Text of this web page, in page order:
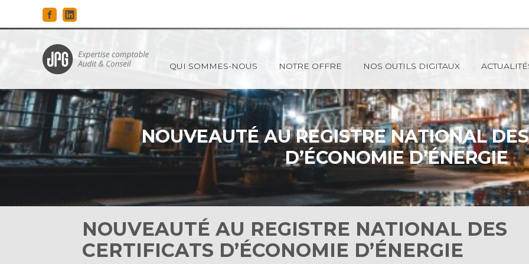
au
contenu
Principal
QUI SOMMES-NOUS NOTRE OFFRE NOS OUTILS DIGITAUX
NOUVEAUTÉ AU REGISTRE NATIONAL
D’ÉCONOMIE D’ÉNERGIE
NOUVEAUTÉ AU REGISTRE NATIONAL DES
CERTIFICATS D’ÉCONOMIE D’ÉNERGIE